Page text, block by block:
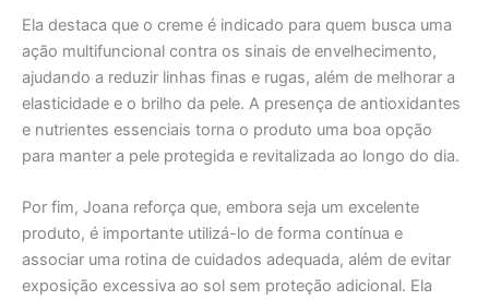
Ela destaca que o creme é indicado para quem busca uma
ação multifuncional contra os sinais de envelhecimento,
ajudando a reduzir linhas finas e rugas, além de melhorar a
elasticidade e o brilho da pele. A presença de antioxidantes
e nutrientes essenciais torna o produto uma boa opção
para manter a pele protegida e revitalizada ao longo do dia.
Por fim, Joana reforça que, embora seja um excelente
produto, é importante utilizá-lo de forma contínua e
associar uma rotina de cuidados adequada, além de evitar
exposição excessiva ao sol sem proteção adicional. Ela